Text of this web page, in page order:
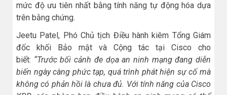
mức độ ưu tiên nhất bằng tính năng tự động hóa dựa
trên bằng chứng.
Jeetu Patel, Phó Chủ tịch Điều hành kiêm Tổng Giám
đốc khối Bảo mật và Cộng tác tại Cisco cho
biết: “Trước bối cảnh đe dọaan ninh mạngđang diễn
biến ngày càng phức tạp, quá trình phát hiện sự cố mà
không có phản hồi là chưa đủ. Với tính năng của Cisco